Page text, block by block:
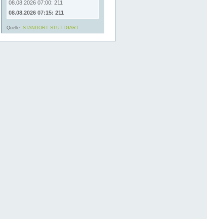
08.08.2026 07:00: 211
08.08.2026 07:15: 211
Quelle: STANDORT STUTTGART